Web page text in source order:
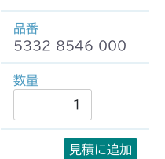
5332 8546 000
見積に追加